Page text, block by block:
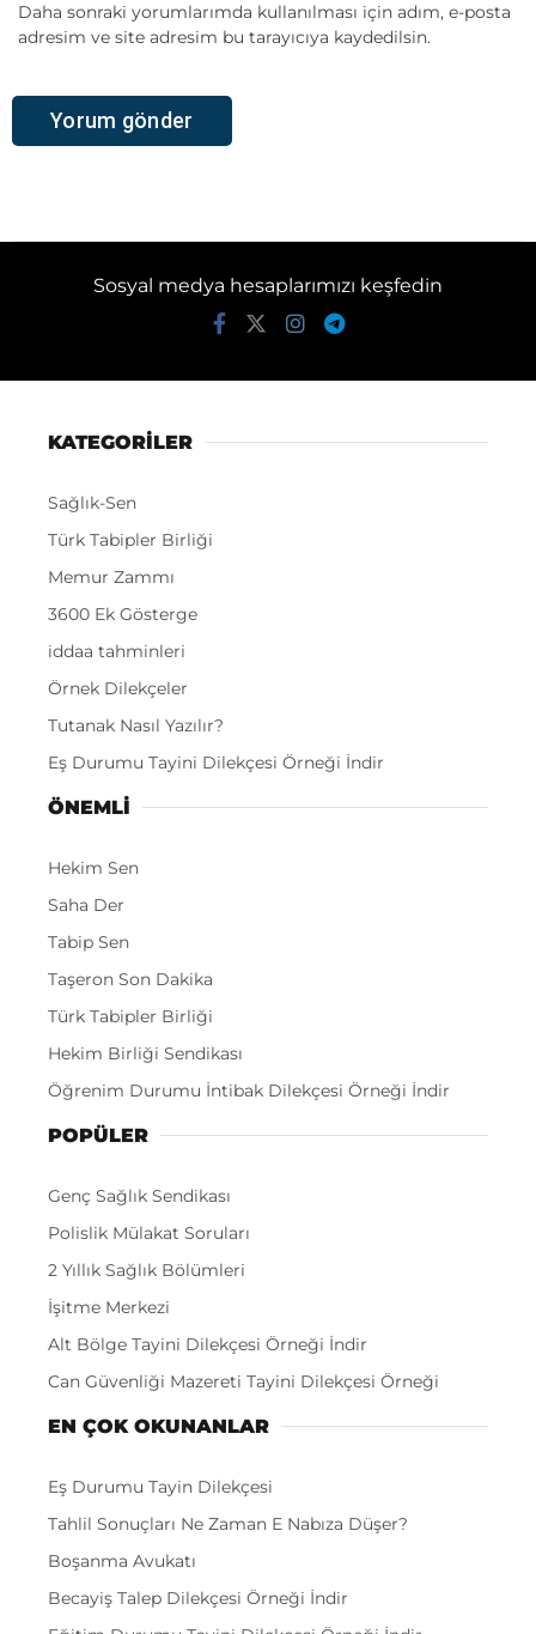
Daha sonraki yorumlarımda kullanılması için adım, e-posta
adresim ve site adresim bu tarayıcıya kaydedilsin.
Sosyal medya hesaplarımızı keşfedin
KATEGORİLER
Sağlık-Sen
Türk Tabipler Birliği
Memur Zammı
3600 Ek Gösterge
iddaa tahminleri
Örnek Dilekçeler
Tutanak Nasıl Yazılır?
Eş Durumu Tayini Dilekçesi Örneği İndir
ÖNEMLI
Hekim Sen
Saha Der
Tabip Sen
Taşeron Son Dakika
Türk Tabipler Birliği
Hekim Birliği Sendikası
Öğrenim Durumu İntibak Dilekçesi Örneği İndir
POPÜLER
Genç Sağlık Sendikası
Polislik Mülakat Soruları
2 Yıllık Sağlık Bölümleri
İşitme Merkezi
Alt Bölge Tayini Dilekçesi Örneği İndir
Can Güvenliği Mazereti Tayini Dilekçesi Örneği
EN ÇOK OKUNANLAR
Eş Durumu Tayin Dilekçesi
Tahlil Sonuçları Ne Zaman E Nabıza Düşer?
Boşanma Avukatı
Becayiş Talep Dilekçesi Örneği İndir